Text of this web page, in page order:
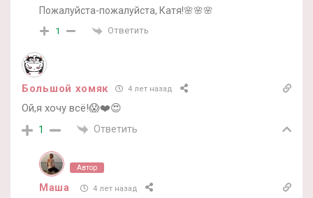
Пожалуйста-пожалуйста, Катя!🌸🌸🌸
1 Ответить
Большой хомяк 4 лет назад
Ой,я хочу всё!😱❤️😍
1 Ответить
Автор
Маша 4 лет назад